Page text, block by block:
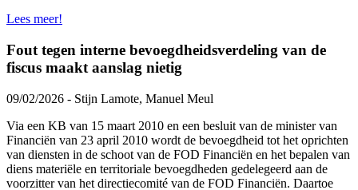
Lees meer!
Fout tegen interne bevoegdheidsverdeling van de
fiscus maakt aanslag nietig
09/02/2026 - Stijn Lamote, Manuel Meul
Via een KB van 15 maart 2010 en een besluit van de minister van
Financiën van 23 april 2010 wordt de bevoegdheid tot het oprichten
van diensten in de schoot van de FOD Financiën en het bepalen van
diens materiële en territoriale bevoegdheden gedelegeerd aan de
voorzitter van het directiecomité van de FOD Financiën. Daartoe